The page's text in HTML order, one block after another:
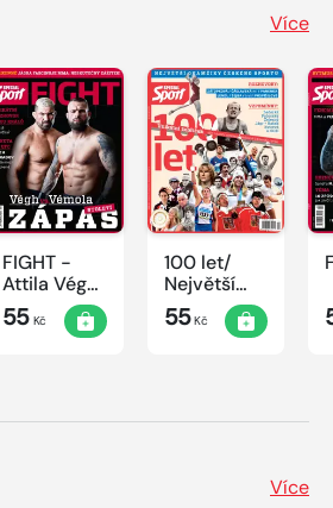
Více
FIGHT -
Attila Végh
vs. Karlos
Vémola
55Kč
100 let/
Největší
okamžiky
českého
55Kč
Více